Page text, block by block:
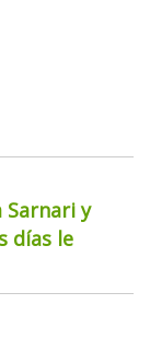
Sarnari y
días le